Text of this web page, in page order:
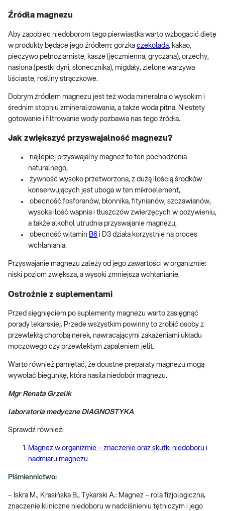
Źródła magnezu
Aby zapobiec niedoborom tego pierwiastka warto wzbogacić dietę
w produkty będące jego źródłem: gorzka czekolada, kakao,
pieczywo pełnoziarniste, kasze (jęczmienna, gryczana), orzechy,
nasiona (pestki dyni, słonecznika), migdały, zielone warzywa
liściaste, rośliny strączkowe.
Dobrym źródłem magnezu jest też woda mineralna o wysokim i
średnim stopniu zmineralizowania, a także woda pitna. Niestety
gotowanie i filtrowanie wody pozbawia nas tego źródła.
Jak zwiększyć przyswajalność magnezu?
najlepiej przyswajalny magnez to ten pochodzenia
naturalnego,
żywność wysoko przetworzona, z dużą ilością środków
konserwujących jest uboga w ten mikroelement,
obecność fosforanów, błonnika, fitynianów, szczawianów,
wysoka ilość wapnia i tłuszczów zwierzęcych w pożywieniu,
a także alkohol utrudnia przyswajanie magnezu,
obecność witamin B6 i D3 działa korzystnie na proces
wchłaniania.
Przyswajanie magnezu zależy od jego zawartości w organizmie:
niski poziom zwiększa, a wysoki zmniejsza wchłanianie.
Ostrożnie z suplementami
Przed sięgnięciem po suplementy magnezu warto zasięgnąć
porady lekarskiej. Przede wszystkim powinny to zrobić osoby z
przewlekłą chorobą nerek, nawracającymi zakażeniami układu
moczowego czy przewlekłym zapaleniem jelit.
Warto również pamiętać, że doustne preparaty magnezu mogą
wywołać biegunkę, która nasila niedobór magnezu.
Mgr Renata Grzelik
laboratoria medyczne DIAGNOSTYKA
Sprawdź również:
Magnez w organizmie – znaczenie oraz skutki niedoboru i
nadmiaru magnezu
Piśmiennictwo:
– Iskra M., Krasińska B., Tykarski A.: Magnez – rola fizjologiczna,
znaczenie kliniczne niedoboru w nadciśnieniu tętniczym i jego